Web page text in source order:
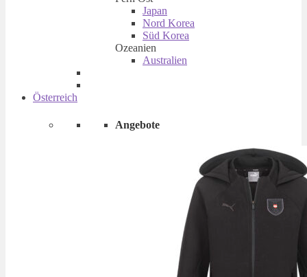
Japan
Nord Korea
Süd Korea
Ozeanien
Australien
Österreich
Angebote